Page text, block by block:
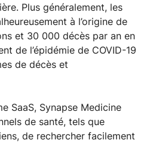
Plus généralement, les
à l’origine de
et 30 000 décès par an en
de l’épidémie de COVID-19
de décès et
SaaS, Synapse Medicine
de santé, tels que
de rechercher facilement